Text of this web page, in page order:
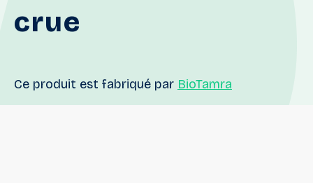
crue
Ce produit est fabriqué par BioTamra